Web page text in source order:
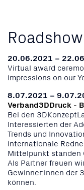
Roadshow
20.06.2021 –
Virtual award
impressions on our
8.07.2021 –
Verband3DDruck -
Bei den
Interessierten der
Trends und
internationale
Mittelpunkt standen
Als Partner freuen
Gewinner:innen der
können.